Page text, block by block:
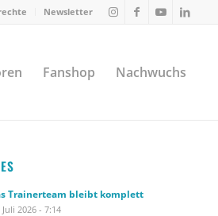
Newsletter
Fanshop Nachwuchs
Trainerteam bleibt komplett
Juli 2026 - 7:14